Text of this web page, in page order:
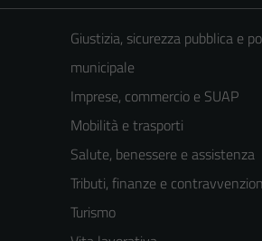
Giustizia, sicurezza pubblica e
municipale
Imprese, commercio e SUAP
Mobilità e trasporti
Salute, benessere e assistenza
Tributi, finanze e
Turismo